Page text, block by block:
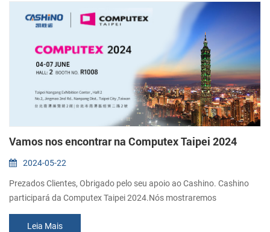
varejo Enquanto a EuroShop 2026 reúne os visio...
Vamos nos encontrar na Computex Taipei 2024
2024-05-22
Prezados Clientes, Obrigado pelo seu apoio ao Cashino. Cashino
participará da Computex Taipei 2024.Nós mostraremos
impressoras térmicas novas e populares no evento. Sinceramente
convidamos você a visitar nosso estande. Adicionar:Centro de
Leia Mais